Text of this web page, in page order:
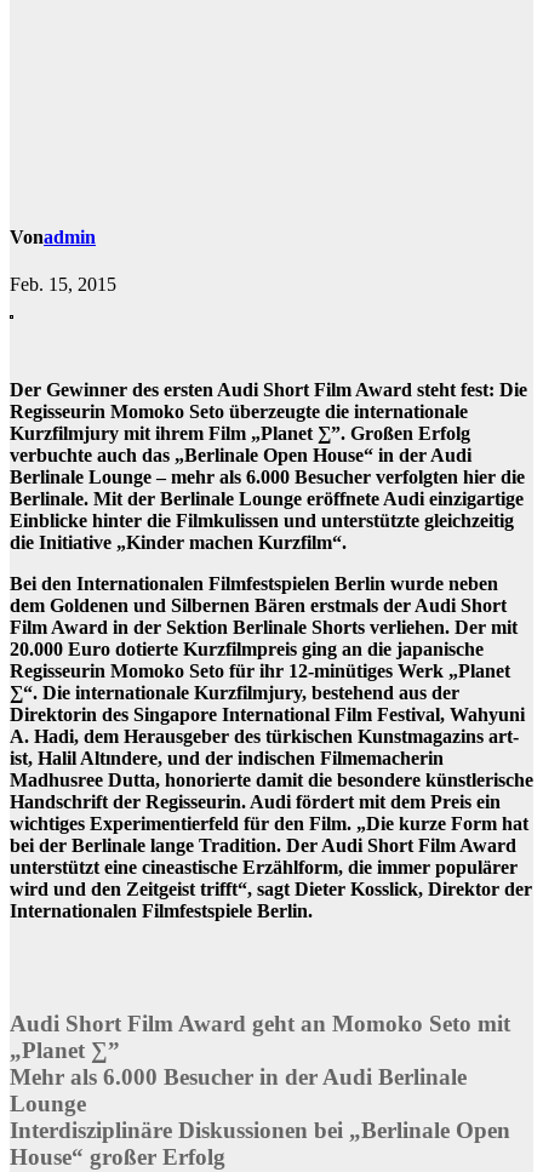
Vonadmin
Feb. 15, 2015
Der Gewinner des ersten Audi Short Film Award steht fest: Die
Regisseurin Momoko Seto überzeugte die internationale
Kurzfilmjury mit ihrem Film „Planet ∑”. Großen Erfolg
verbuchte auch das „Berlinale Open House“ in der Audi
Berlinale Lounge – mehr als 6.000 Besucher verfolgten hier die
Berlinale. Mit der Berlinale Lounge eröffnete Audi einzigartige
Einblicke hinter die Filmkulissen und unterstützte gleichzeitig
die Initiative „Kinder machen Kurzfilm“.
Bei den Internationalen Filmfestspielen Berlin wurde neben
dem Goldenen und Silbernen Bären erstmals der Audi Short
Film Award in der Sektion Berlinale Shorts verliehen. Der mit
20.000 Euro dotierte Kurzfilmpreis ging an die japanische
Regisseurin Momoko Seto für ihr 12-minütiges Werk „Planet
∑“. Die internationale Kurzfilmjury, bestehend aus der
Direktorin des Singapore International Film Festival, Wahyuni
A. Hadi, dem Herausgeber des türkischen Kunstmagazins art-
ist, Halil Altındere, und der indischen Filmemacherin
Madhusree Dutta, honorierte damit die besondere künstlerische
Handschrift der Regisseurin. Audi fördert mit dem Preis ein
wichtiges Experimentierfeld für den Film. „Die kurze Form hat
bei der Berlinale lange Tradition. Der Audi Short Film Award
unterstützt eine cineastische Erzählform, die immer populärer
wird und den Zeitgeist trifft“, sagt Dieter Kosslick, Direktor der
Internationalen Filmfestspiele Berlin.
Audi Short Film Award geht an Momoko Seto mit
„Planet ∑”
Mehr als 6.000 Besucher in der Audi Berlinale
Lounge
Interdisziplinäre Diskussionen bei „Berlinale Open
House“ großer Erfolg